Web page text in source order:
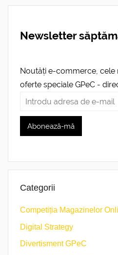
Newsletter
Noutăți e-commerce, cele
oferte speciale GPeC -
Categorii
Competiția Magazinelor
Digital Strategy
Divertisment GPeC